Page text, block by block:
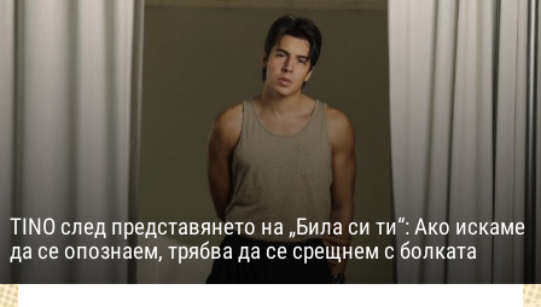
TINO след представянето на „Била си ти“: Ако искаме
да се опознаем, трябва да се срещнем с болката